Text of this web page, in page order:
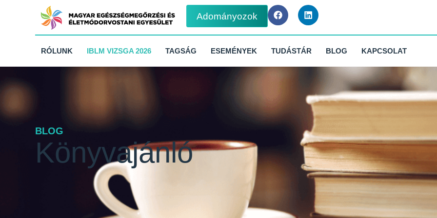
Adományozok
RÓLUNK IBLM VIZSGA 2026 TAGSÁG ESEMÉNYEK TUDÁSTÁR BLOG KAPCSOLAT
BLOG
Könyvajánló